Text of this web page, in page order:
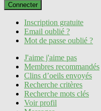
Connecter
Inscription gratuite
Email oublié ?
Mot de passe oublié ?
J'aime j'aime pas
Membres recommandés
Clins d’oeils envoyés
Recherche critères
Recherche mots clés
Voir profil